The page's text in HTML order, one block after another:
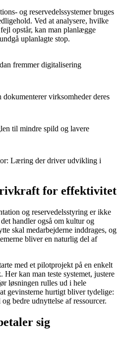
og reservedelssystemer bruges
Ved at analysere, hvilke
opstår, kan man planlægge
uplanlagte stop.
fremmer digitalisering
virksomheder deres
til mindre spild og lavere
Læring der driver udvikling i
for effektivitet
og reservedelsstyring er ikke
handler også om kultur og
skal medarbejderne inddrages, og
bliver en naturlig del af
med et pilotprojekt på en enkelt
kan man teste systemet, justere
løsningen rulles ud i hele
gevinsterne hurtigt bliver tydelige:
bedre udnyttelse af ressourcer.
sig